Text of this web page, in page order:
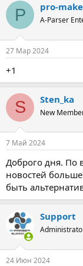
к
и
P pro-
A-Parser
27 Мар 2024
+1
S Sten_ka
New
7 Май 2024
Доброго дня. По
новостей
быть
Support
24 Июн 2024